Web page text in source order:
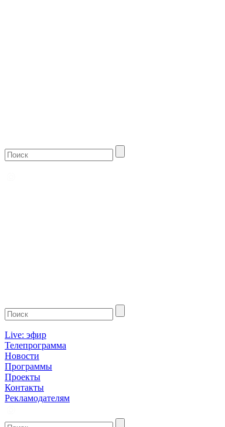
Live: эфир
Телепрограмма
Новости
Программы
Проекты
Контакты
Рекламодателям